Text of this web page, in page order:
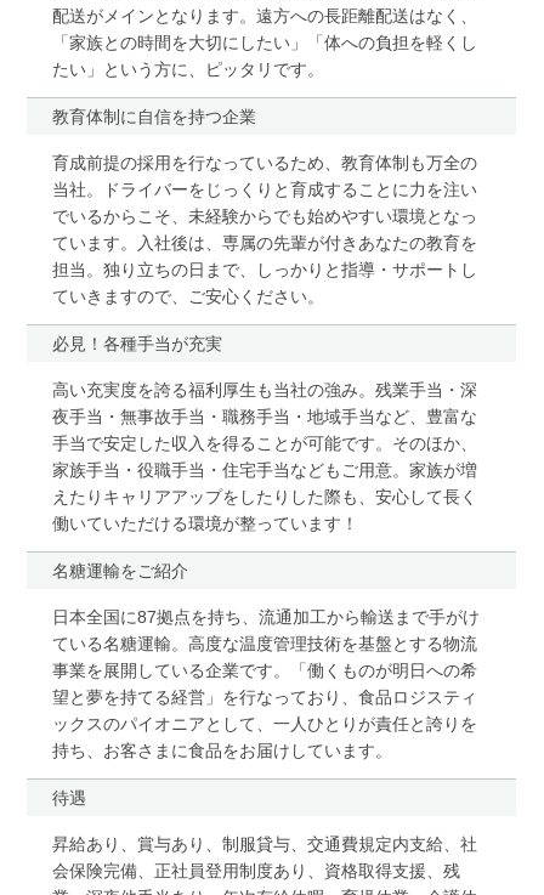
配送がメインとなります。遠方への長距離配送はなく、
「家族との時間を大切にしたい」「体への負担を軽くし
たい」という方に、ピッタリです。
教育体制に自信を持つ企業
育成前提の採用を行なっているため、教育体制も万全の
当社。ドライバーをじっくりと育成することに力を注い
でいるからこそ、未経験からでも始めやすい環境となっ
ています。入社後は、専属の先輩が付きあなたの教育を
担当。独り立ちの日まで、しっかりと指導・サポートし
ていきますので、ご安心ください。
必見！各種手当が充実
高い充実度を誇る福利厚生も当社の強み。残業手当・深
夜手当・無事故手当・職務手当・地域手当など、豊富な
手当で安定した収入を得ることが可能です。そのほか、
家族手当・役職手当・住宅手当などもご用意。家族が増
えたりキャリアアップをしたりした際も、安心して長く
働いていただける環境が整っています！
名糖運輸をご紹介
日本全国に87拠点を持ち、流通加工から輸送まで手がけ
ている名糖運輸。高度な温度管理技術を基盤とする物流
事業を展開している企業です。「働くものが明日への希
望と夢を持てる経営」を行なっており、食品ロジスティ
ックスのパイオニアとして、一人ひとりが責任と誇りを
持ち、お客さまに食品をお届けしています。
待遇
昇給あり、賞与あり、制服貸与、交通費規定内支給、社
会保険完備、正社員登用制度あり、資格取得支援、残